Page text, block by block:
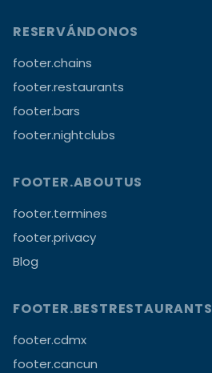
RESERVÁNDONOS
footer.chains
footer.restaurants
footer.bars
footer.nightclubs
FOOTER.ABOUTUS
footer.termines
footer.privacy
Blog
FOOTER.BESTRESTAURANTS
footer.cdmx
footer.cancun